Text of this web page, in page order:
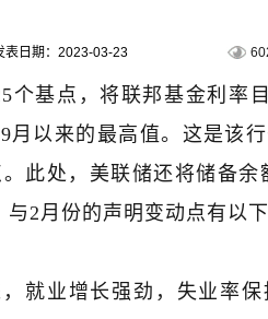
表日期：2023-03-23
基点，将联邦基金利率
月以来的最高值。这是该
此处，美联储还将储备余
2月份的声明变动点有以下
就业增长强劲，失业率